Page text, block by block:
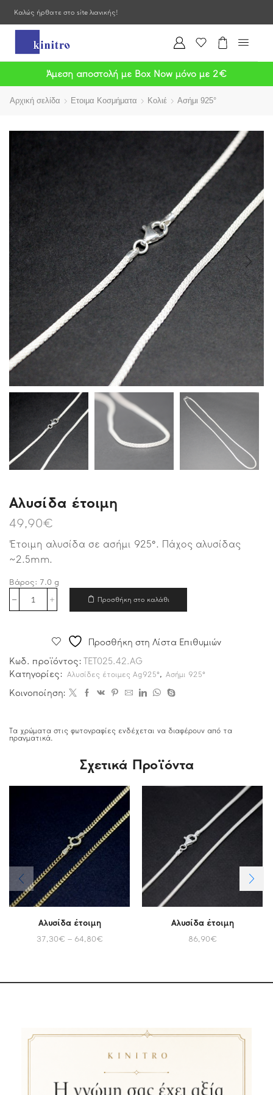
Καλώς ήρθατε στο site λιανικής!
Άμεση αποστολή με Box Now μόνο με 2€
Αρχική σελίδα Ετοιμα Κοσμήματα Κολιέ Ασήμι 925°
Αλυσίδα έτοιμη
49,90€
Έτοιμη αλυσίδα σε ασήμι 925°. Πάχος αλυσίδας
~2.5mm.
Βάρος: 7.0 g
Προσθήκη στο καλάθι
Προσθήκη στη Λίστα Επιθυμιών
Κωδ. προϊόντος: TET025.42.AG
Κατηγορίες: Αλυσίδες έτοιμες Ag925°, Ασήμι 925°
Κοινοποίηση:
Τα χρώματα στις φωτογραφίες ενδέχεται να διαφέρουν από τα
πραγματικά.
Σχετικά Προϊόντα
Αλυσίδα έτοιμη
37,30€ – 64,80€
Αλυσίδα έτοιμη
86,90€